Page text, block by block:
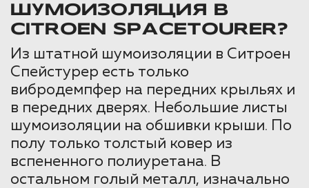
ШУМОИЗОЛЯЦИЯ В
CITROEN SPACETOURER?
Из штатной шумоизоляции в Ситроен
Спейстурер есть только
вибродемпфер на передних крыльях и
в передних дверях. Небольшие листы
шумоизоляции на обшивки крыши. По
полу только толстый ковер из
вспененного полиуретана. В
остальном голый металл, изначально